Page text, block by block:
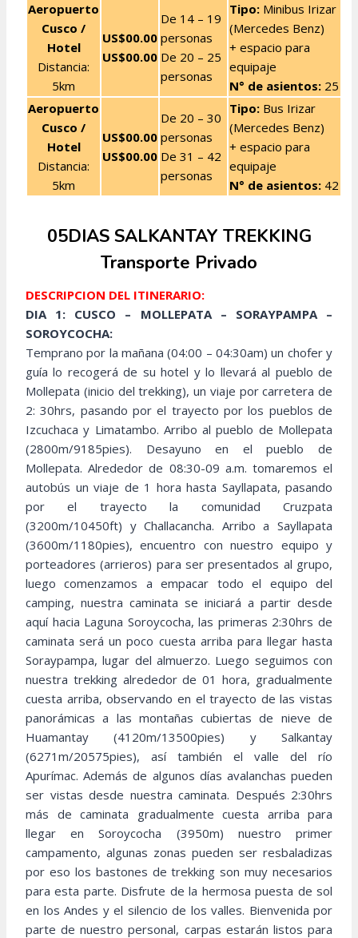
Aeropuerto
Cusco /
Hotel
Distancia:
5km
US$00.00
US$00.00
De 14 – 19
personas
De 20 – 25
personas
Tipo: Minibus Irizar
(Mercedes Benz)
+ espacio para
equipaje
N° de asientos: 25
Aeropuerto
Cusco /
Hotel
Distancia:
5km
US$00.00
US$00.00
De 20 – 30
personas
De 31 – 42
personas
Tipo: Bus Irizar
(Mercedes Benz)
+ espacio para
equipaje
N° de asientos: 42
05DIAS SALKANTAY TREKKING
Transporte Privado
DESCRIPCION DEL ITINERARIO:
DIA 1: CUSCO – MOLLEPATA – SORAYPAMPA –
SOROYCOCHA:
Temprano por la mañana (04:00 – 04:30am) un chofer y
guía lo recogerá de su hotel y lo llevará al pueblo de
Mollepata (inicio del trekking), un viaje por carretera de
2: 30hrs, pasando por el trayecto por los pueblos de
Izcuchaca y Limatambo. Arribo al pueblo de Mollepata
(2800m/9185pies). Desayuno en el pueblo de
Mollepata. Alrededor de 08:30-09 a.m. tomaremos el
autobús un viaje de 1 hora hasta Sayllapata, pasando
por el trayecto la comunidad Cruzpata
(3200m/10450ft) y Challacancha. Arribo a Sayllapata
(3600m/1180pies), encuentro con nuestro equipo y
porteadores (arrieros) para ser presentados al grupo,
luego comenzamos a empacar todo el equipo del
camping, nuestra caminata se iniciará a partir desde
aquí hacia Laguna Soroycocha, las primeras 2:30hrs de
caminata será un poco cuesta arriba para llegar hasta
Soraypampa, lugar del almuerzo. Luego seguimos con
nuestra trekking alrededor de 01 hora, gradualmente
cuesta arriba, observando en el trayecto de las vistas
panorámicas a las montañas cubiertas de nieve de
Huamantay (4120m/13500pies) y Salkantay
(6271m/20575pies), así también el valle del río
Apurímac. Además de algunos días avalanchas pueden
ser vistas desde nuestra caminata. Después 2:30hrs
más de caminata gradualmente cuesta arriba para
llegar en Soroycocha (3950m) nuestro primer
campamento, algunas zonas pueden ser resbaladizas
por eso los bastones de trekking son muy necesarios
para esta parte. Disfrute de la hermosa puesta de sol
en los Andes y el silencio de los valles. Bienvenida por
parte de nuestro personal, carpas estarán listos para